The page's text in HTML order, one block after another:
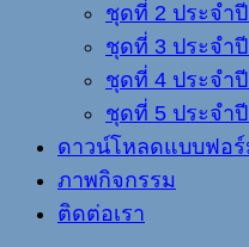
ชุดที่ 2 ประจำ
ชุดที่ 3 ประจำ
ชุดที่ 4 ประจำ
ชุดที่ 5 ประจำ
ดาวน์โหลดแบบฟอร์
ภาพกิจกรรม
ติดต่อเรา